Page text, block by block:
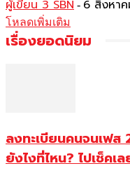
ผู้เขียน 3 SBN - 6 สิงหา
โหลดเพิ่มเติม
เรื่องยอดนิยม
ลงทะเบียนคนจนเฟส
ยังไงที่ไหน? ไปเช็คเ